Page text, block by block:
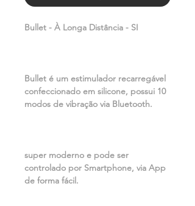
Bullet - À Longa Distância - SI
Bullet é um estimulador recarregável
confeccionado em silicone, possui 10
modos de vibração via Bluetooth.
super moderno e pode ser
controlado por Smartphone, via App
de forma fácil.